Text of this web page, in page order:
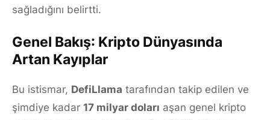
sağladığını belirtti.
Genel Bakış: Kripto Dünyasında
Artan Kayıplar
Bu istismar, DefiLlama tarafından takip edilen ve
şimdiye kadar 17 milyar doları aşan genel kripto